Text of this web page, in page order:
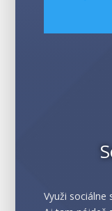
Využi sociálne